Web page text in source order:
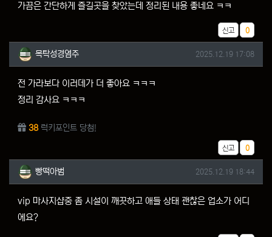
가끔은 간단하게 즐길곳을 찾았는데 정리된 내용 좋네요 ㅋㅋ
신고 추천
0
목탁성경염주님의 댓글
목탁성경염주 작성일
2025.12.19 17:08
전 가라보다 이러데가 더 좋아요 ㅋㅋㅋ
정리 감사요 ㅋㅋㅋ
38럭키포인트 당첨!
신고 추천
0
빵떡아범님의 댓글
빵떡아범 작성일
2025.12.19 18:44
vip 마사지샵중 좀 시설이 깨끗하고 애들 상태 괜찮은 업소가 어디
에요?